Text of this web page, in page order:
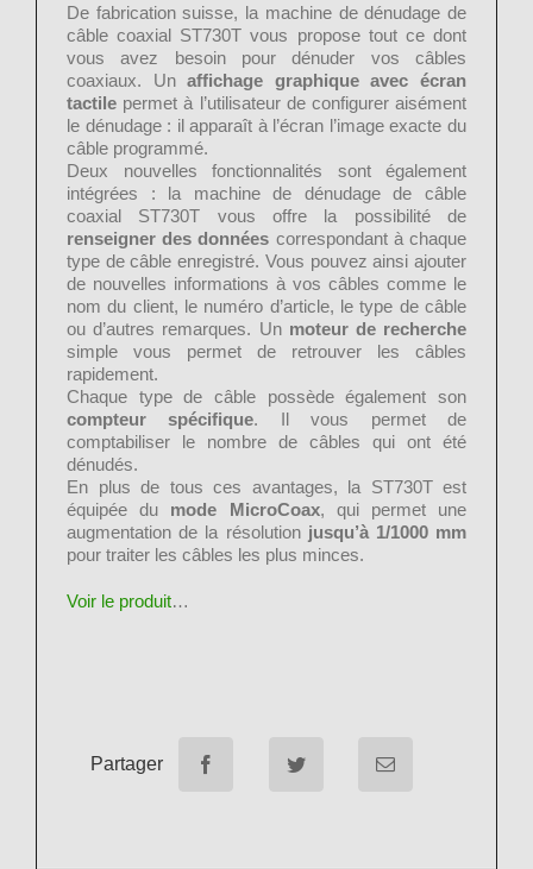
De fabrication suisse, la machine de dénudage de
câble coaxial ST730T vous propose tout ce dont
vous avez besoin pour dénuder vos câbles
coaxiaux. Unaffichage graphique avec écran
tactile permet à l’utilisateur de configurer aisément
le dénudage : il apparaît à l’écran l’image exacte du
câble programmé.
Deux nouvelles fonctionnalités sont également
intégrées : la machine de dénudage de câble
coaxial ST730T vous offre la possibilité de
renseigner des données correspondant à chaque
type de câble enregistré. Vous pouvez ainsi ajouter
de nouvelles informations à vos câbles comme le
nom du client, le numéro d’article, le type de câble
ou d’autres remarques. Un moteur de recherche
simple vous permet de retrouver les câbles
rapidement.
Chaque type de câble possède également son
compteur spécifique. Il vous permet de
comptabiliser le nombre de câbles qui ont été
dénudés.
En plus de tous ces avantages, la ST730T est
équipée du mode MicroCoax, qui permet une
augmentation de la résolution jusqu’à 1/1000 mm
pour traiter les câbles les plus minces.
Voir le produit…
Partager